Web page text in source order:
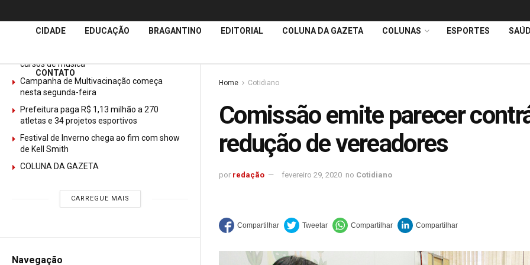
ÚltimasNotícias
cursos de música
Campanha de Multivacinação começa
nesta segunda-feira
Prefeitura paga R$ 1,13 milhão a 270
atletas e 34 projetos esportivos
Festival de Inverno chega ao fim com show
de Kell Smith
COLUNA DA GAZETA
CARREGUE MAIS
Navegação
CIDADE EDUCAÇÃO BRAGANTINO EDITORIAL COLUNA DA GAZETA COLUNAS ESPORTES
CONTATO
Home Cotidiano
Comissão emite parecer
redução de vereadores
por redação fevereiro 29, 2020 no Cotidiano